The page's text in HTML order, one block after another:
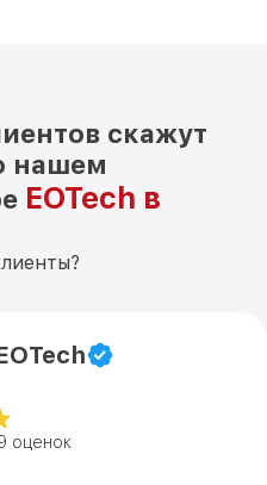
скажут
нашем
EOTech в
оценок